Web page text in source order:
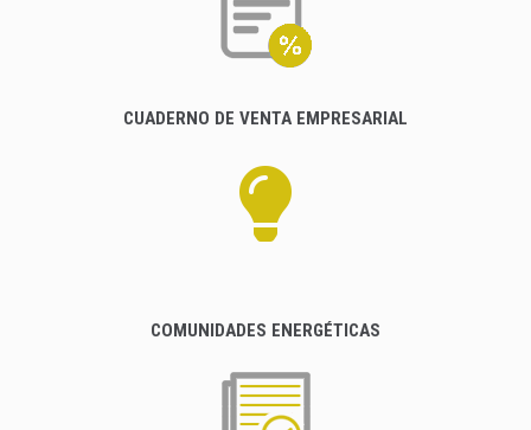
CUADERNO DE VENTA EMPRESARIAL
COMUNIDADES ENERGÉTICAS